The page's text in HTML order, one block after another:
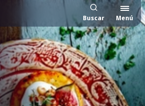
Buscar Menú